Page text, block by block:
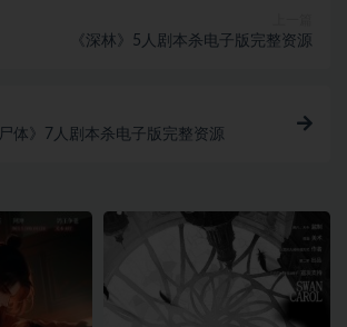
《深林》5人剧本杀电子版完整资源
体》7人剧本杀电子版完整资源